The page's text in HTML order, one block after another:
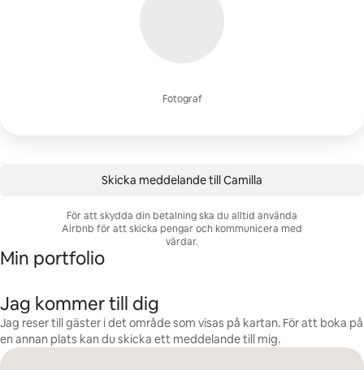
Fotograf
Skicka meddelande till Camilla
För att skydda din betalning ska du alltid använda
Airbnb för att skicka pengar och kommunicera med
värdar.
Min portfolio
Jag kommer till dig
Jag reser till gäster i det område som visas på kartan. För att boka på
en annan plats kan du skicka ett meddelande till mig.